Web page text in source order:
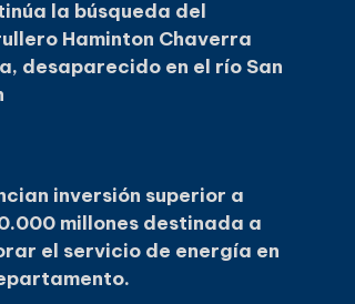
la búsqueda del
Haminton Chaverra
desaparecido en el río San
inversión superior a
millones destinada a
el servicio de energía en